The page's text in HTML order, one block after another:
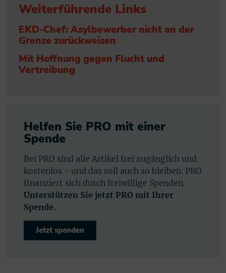
Weiterführende Links
EKD-Chef: Asylbewerber nicht an der
Grenze zurückweisen
Mit Hoffnung gegen Flucht und
Vertreibung
Helfen Sie PRO mit einer
Spende
Bei PRO sind alle Artikel frei zugänglich und
kostenlos - und das soll auch so bleiben. PRO
finanziert sich durch freiwillige Spenden.
Unterstützen Sie jetzt PRO mit Ihrer
Spende.
Jetzt spenden